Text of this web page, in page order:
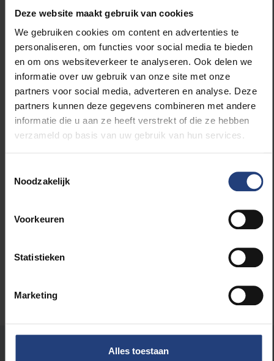
Deze website maakt gebruik van cookies
We gebruiken cookies om content en advertenties te
personaliseren, om functies voor social media te bieden
en om ons websiteverkeer te analyseren. Ook delen we
informatie over uw gebruik van onze site met onze
partners voor social media, adverteren en analyse. Deze
partners kunnen deze gegevens combineren met andere
informatie die u aan ze heeft verstrekt of die ze hebben
verzameld op basis van uw gebruik van hun services.
Noodzakelijk
Voorkeuren
Statistieken
Marketing
Alles toestaan
verantwoord?
Tijdens haar verblijf in Brussel traint Anne
Tjønndal in een boksclub in Molenbeek, waarvan
onlangs een documentaire verscheen. Ze
verricht eveneens onderzoek in die boksclub.